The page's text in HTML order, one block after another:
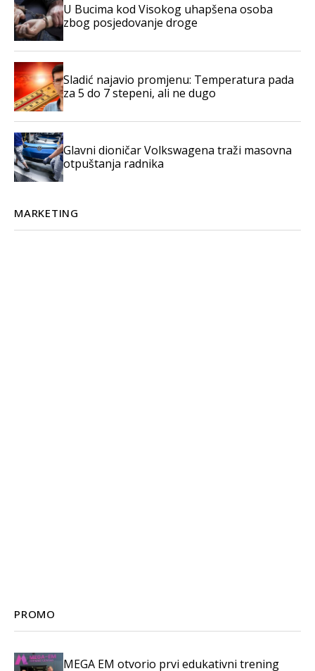
U Bucima kod Visokog uhapšena osoba
zbog posjedovanje droge
Sladić najavio promjenu: Temperatura pada
za 5 do 7 stepeni, ali ne dugo
Glavni dioničar Volkswagena traži masovna
otpuštanja radnika
MARKETING
PROMO
MEGA EM otvorio prvi edukativni trening